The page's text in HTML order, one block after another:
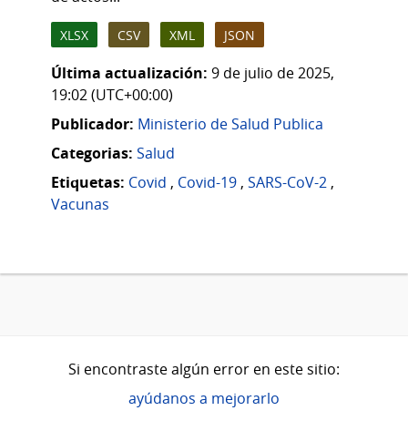
XLSX CSV XML JSON
Última actualización: 9 de julio de 2025,
19:02 (UTC+00:00)
Publicador: Ministerio de Salud Publica
Categorias: Salud
Etiquetas: Covid , Covid-19 , SARS-CoV-2 ,
Vacunas
Si encontraste algún error en este sitio:
ayúdanos a mejorarlo